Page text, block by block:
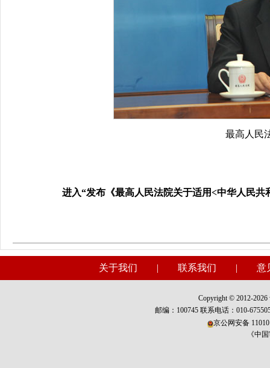
最高人民
进入“发布《最高人民法院关于适用<中华人民
关于我们 | 联系我们 | 意
Copyright © 2012-2026
邮编：100745 联系电话：010-
京公网安备
《中